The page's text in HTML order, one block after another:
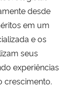
desde
em um
e os
seus
experiências
crescimento.